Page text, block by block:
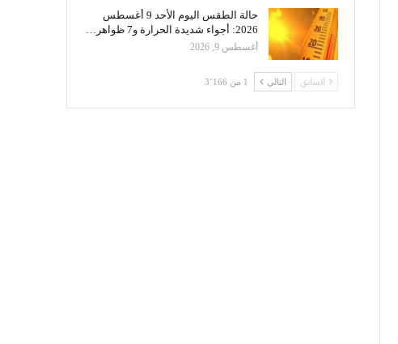
حالة الطقس اليوم الأحد 9 أغسطس
2026: أجواء شديدة الحرارة و7 ظواهر…
أغسطس 9, 2026
السابق التالي 1 من 3٬166